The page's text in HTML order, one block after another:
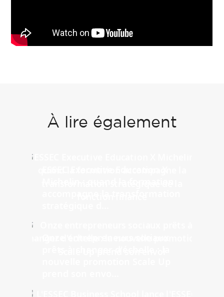
À lire également